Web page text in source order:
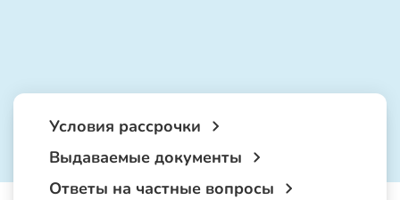
Условия рассрочки
Выдаваемые документы
Ответы на частные вопросы